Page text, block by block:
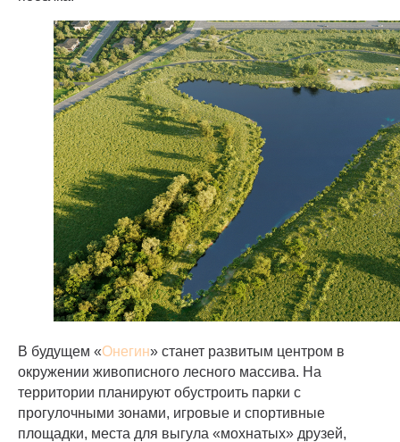
В будущем «Онегин» станет развитым центром в
окружении живописного лесного массива. На
территории планируют обустроить парки с
прогулочными зонами, игровые и спортивные
площадки, места для выгула «мохнатых» друзей,